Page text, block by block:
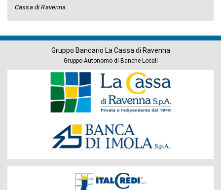
Cassa di Ravenna.
Gruppo Bancario La Cassa di Ravenna
Gruppo Autonomo di Banche Locali
Banche
Gruppo